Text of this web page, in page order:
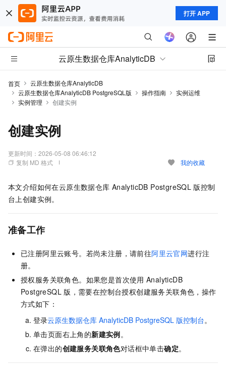
打开 APP
云原生数据仓库AnalyticDB
首页
云原生数据仓库AnalyticDB
云原生数据仓库AnalyticDB PostgreSQL版
操作指南
实例运维
实例管理
创建实例
创建实例
更新时间： 2026-05-08 06:46:12
复制 MD 格式
我的收藏
本文介绍如何在云原生数据仓库 AnalyticDB PostgreSQL 版控制
台上创建实例。
准备工作
已注册阿里云账号。若尚未注册，请前往阿里云官网进行注
册。
授权服务关联角色。如果您是首次使用 AnalyticDB
PostgreSQL 版 ，需要在控制台授权创建服务关联角色，操作
方式如下：
登录云原生数据仓库 AnalyticDB PostgreSQL 版控制台。
单击页面右上角的新建实例。
在弹出的创建服务关联角色对话框中单击确定。